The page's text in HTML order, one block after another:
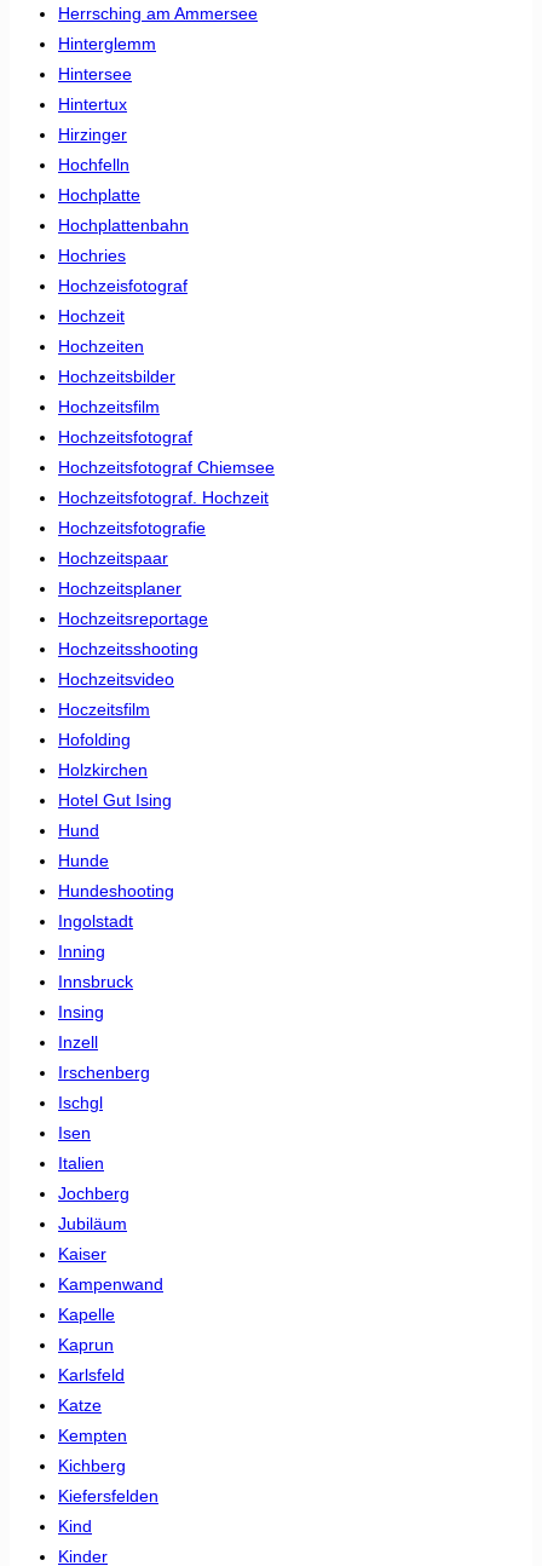
Herrsching am Ammersee
Hinterglemm
Hintersee
Hintertux
Hirzinger
Hochfelln
Hochplatte
Hochplattenbahn
Hochries
Hochzeisfotograf
Hochzeit
Hochzeiten
Hochzeitsbilder
Hochzeitsfilm
Hochzeitsfotograf
Hochzeitsfotograf Chiemsee
Hochzeitsfotograf. Hochzeit
Hochzeitsfotografie
Hochzeitspaar
Hochzeitsplaner
Hochzeitsreportage
Hochzeitsshooting
Hochzeitsvideo
Hoczeitsfilm
Hofolding
Holzkirchen
Hotel Gut Ising
Hund
Hunde
Hundeshooting
Ingolstadt
Inning
Innsbruck
Insing
Inzell
Irschenberg
Ischgl
Isen
Italien
Jochberg
Jubiläum
Kaiser
Kampenwand
Kapelle
Kaprun
Karlsfeld
Katze
Kempten
Kichberg
Kiefersfelden
Kind
Kinder